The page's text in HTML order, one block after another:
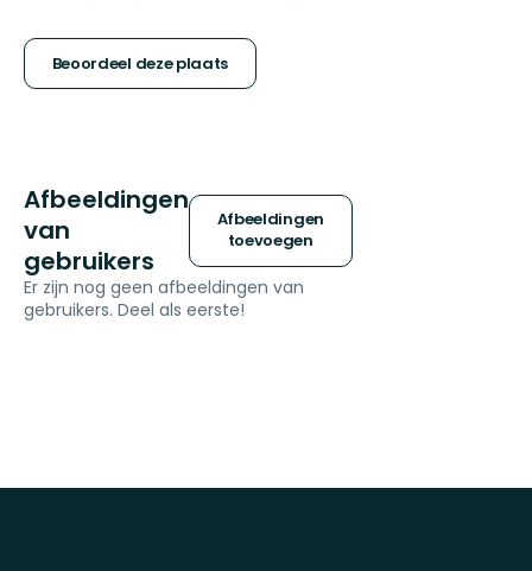
sterren
Beoordeel deze plaats
Afbeeldingen
van
gebruikers
Afbeeldingen
toevoegen
Er zijn nog geen afbeeldingen van
gebruikers. Deel als eerste!